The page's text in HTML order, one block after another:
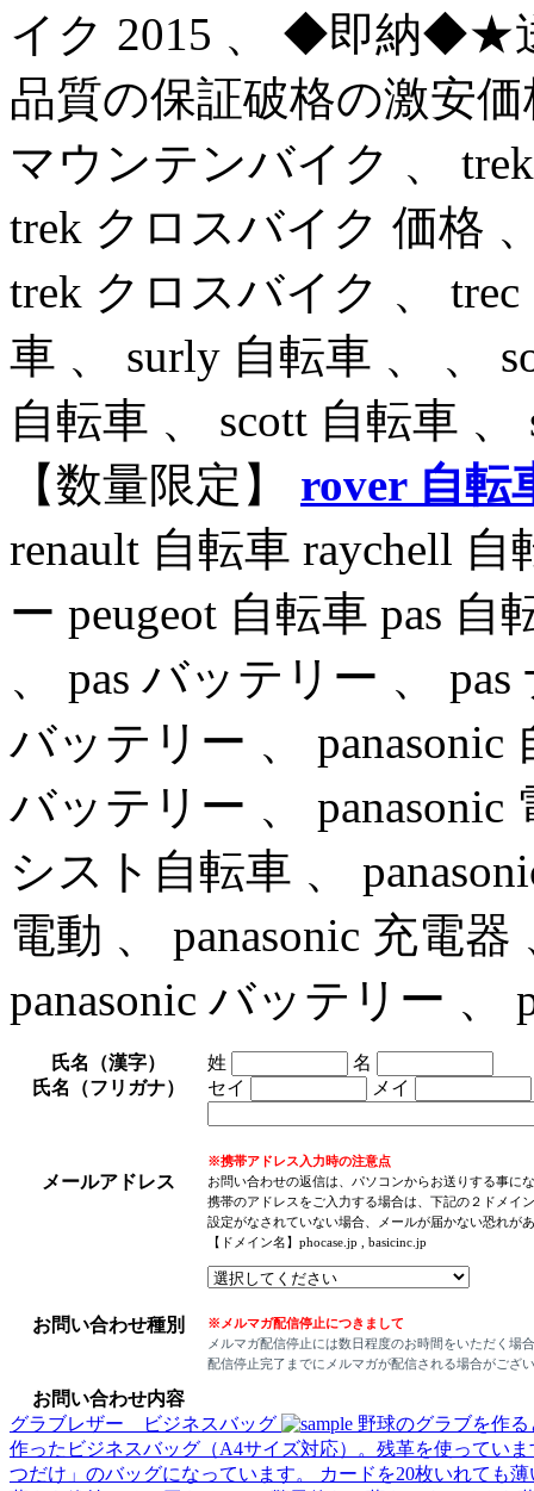
イク 2015 、 ◆即納
品質の保証破格の激安
マウンテンバイク 、
trek クロスバイク 価格
trek クロスバイク 、
車 、 surly 自転車 、 、
自転車 、 scott 自転車
【数量限定】 rover 自転
renault 自転車 raychell
ー peugeot 自転車 pas 自
、 pas バッテリー 、
バッテリー 、 panasonic
バッテリー 、 panasonic
シスト自転車 、
電動 、 panasonic 充電
panasonic バッテリー 、
氏名（漢字） 姓
名
氏名（フリガナ）
セイ メイ
メールアドレス
※携帯アドレス入力時の注意点
お問い合わせの返信は、パソコンからお送りする事に
携帯のアドレスをご入力する場合は、下記の２ドメイ
設定がなされていない場合、メールが届かない恐れが
【ドメイン名】phocase.jp , basicinc.jp
お問い合わせ種別
※メルマガ配信停止につきまして
メルマガ配信停止には数日程度のお時間をいただく場
配信停止完了までにメルマガが配信される場合がござ
お問い合わせ内容
グラブレザー ビジネスバッグ
野球のグラブを作
作ったビジネスバッグ（A4サイズ対応）。残革を使ってい
つだけ」のバッグになっています。
カードを20枚いれても